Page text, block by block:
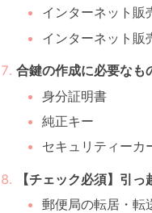
インターネット販
インターネット販
合鍵の作成に必要なも
身分証明書
純正キー
セキュリティーカ
【チェック必須】引
郵便局の転居・転